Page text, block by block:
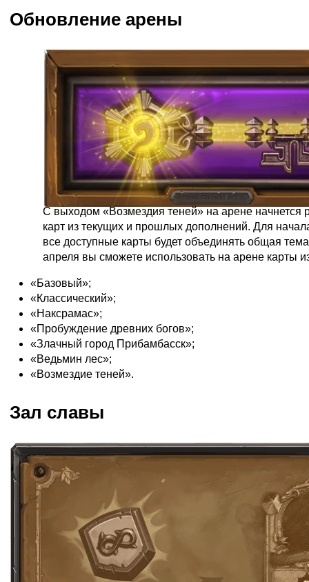
Обновление арены
С выходом «Возмездия теней» на арене начнется
карт из текущих и прошлых дополнений. Для
все доступные карты будет объединять общая
апреля вы сможете использовать на арене карты
«Базовый»;
«Классический»;
«Наксрамас»;
«Пробуждение древних богов»;
«Злачный город Прибамбасск»;
«Ведьмин лес»;
«Возмездие теней».
Зал славы